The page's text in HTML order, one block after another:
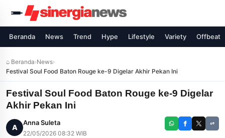
Beranda News Trend Hype Lifestyle Variety Offbeat
⌂ Beranda›News›
Festival Soul Food Baton Rouge ke-9 Digelar Akhir Pekan Ini
Festival Soul Food Baton Rouge ke-9 Digelar
Akhir Pekan Ini
A
Anna Suleta
22/05/2026 08:32 WIB